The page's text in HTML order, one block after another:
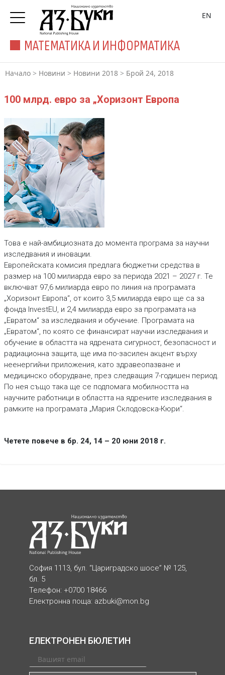
МАТЕМАТИКА И ИНФОРМАТИКА
EN
Начало > Новини > Новини 2018 > Брой 24, 2018
100 млрд. евро за „Хоризонт Европа
Това е най-амбициозната до момента програма за научни
изследвания и иновации.
Европейската комисия предлага бюджетни средства в
размер на 100 милиарда евро за периода 2021 – 2027 г. Те
включват 97,6 милиарда евро по линия на програмата
„Хоризонт Европа“, от които 3,5 милиарда евро ще са за
фонда InvestEU, и 2,4 милиарда евро за програмата на
„Евратом“ за изследвания и обучение. Програмата на
„Евратом“, по която се финансират научни изследвания и
обучение в областта на ядрената сигурност, безопасност и
радиационна защита, ще има по-засилен акцент върху
неенергийни приложения, като здравеопазване и
медицинско оборудване, през следващия 7-годишен период.
По нея също така ще се подпомага мобилността на
научните работници в областта на ядрените изследвания в
рамките на програмата „Мария Склодовска-Кюри“.
Четете повече в бр. 24, 14 – 20 юни 2018 г.
София 1113, бул. “Цариградско шосе” № 125,
бл. 5
Телефон: +0700 18466
Електронна поща: azbuki@mon.bg
ЕЛЕКТРОНЕН БЮЛЕТИН